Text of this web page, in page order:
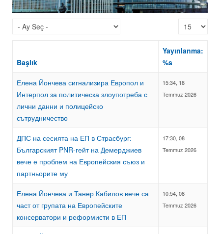
Görüntüleme
Başlık
Yayınlanma:
%s
Елена Йончева сигнализира Европол и
Интерпол за политическа злоупотреба с
лични данни и полицейско
сътрудничество
15:34, 18
Temmuz 2026
ДПС на сесията на ЕП в Страсбург:
Българският PNR-гейт на Демерджиев
вече е проблем на Европейския съюз и
партньорите му
17:30, 08
Temmuz 2026
Елена Йончева и Танер Кабилов вече са
част от групата на Европейските
консерватори и реформисти в ЕП
10:54, 08
Temmuz 2026